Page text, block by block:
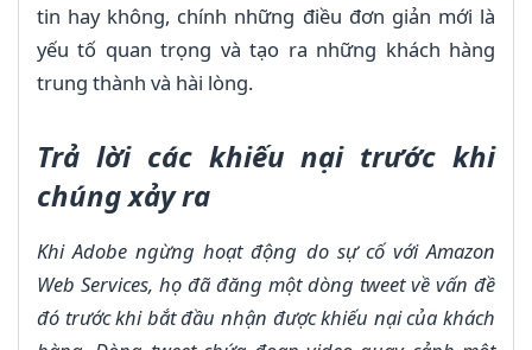
tin hay không, chính những điều đơn giản mới là
yếu tố quan trọng và tạo ra những khách hàng
trung thành và hài lòng.
Trả lời các khiếu nại trước khi
chúng xảy ra
Khi Adobe ngừng hoạt động do sự cố với Amazon
Web Services, họ đã đăng một dòng tweet về vấn đề
đó trước khi bắt đầu nhận được khiếu nại của khách